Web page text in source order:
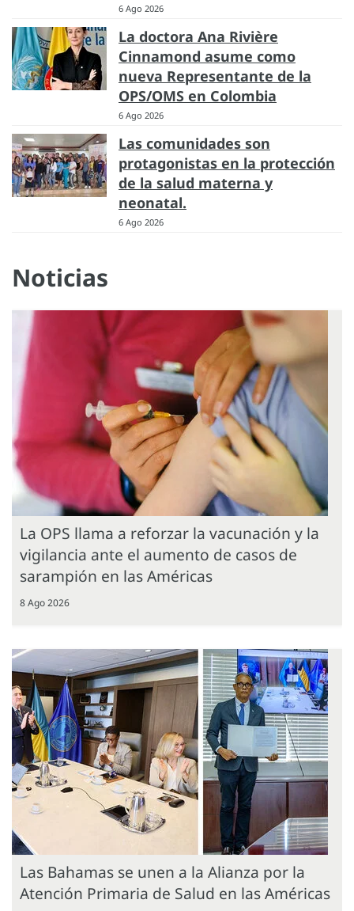
6 Ago 2026
La doctora Ana Rivière
Cinnamond asume como
nueva Representante de la
OPS/OMS en Colombia
6 Ago 2026
Las comunidades son
protagonistas en la protección
de la salud materna y
neonatal.
6 Ago 2026
Noticias
La OPS llama a reforzar la vacunación y la
vigilancia ante el aumento de casos de
sarampión en las Américas
8 Ago 2026
Las Bahamas se unen a la Alianza por la
Atención Primaria de Salud en las Américas